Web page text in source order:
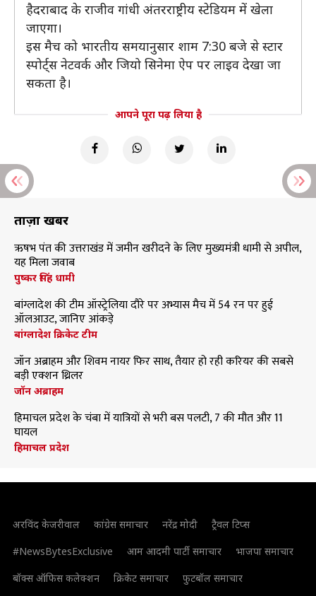
हैदराबाद के राजीव गांधी अंतरराष्ट्रीय स्टेडियम में खेला
जाएगा।
इस मैच को भारतीय समयानुसार शाम 7:30 बजे से स्टार
स्पोर्ट्स नेटवर्क और जियो सिनेमा ऐप पर लाइव देखा जा
सकता है।
आपने पूरा पढ़ लिया है
ताज़ा खबरें
ऋषभ पंत की उत्तराखंड में जमीन खरीदने के लिए मुख्यमंत्री धामी से अपील,
यह मिला जवाब
पुष्कर सिंह धामी
बांग्लादेश की टीम ऑस्ट्रेलिया दौरे पर अभ्यास मैच में 54 रन पर हुई
ऑलआउट, जानिए आंकड़े
बांग्लादेश क्रिकेट टीम
जॉन अब्राहम और शिवम नायर फिर साथ, तैयार हो रही करियर की सबसे
बड़ी एक्शन थ्रिलर
जॉन अब्राहम
हिमाचल प्रदेश के चंबा में यात्रियों से भरी बस पलटी, 7 की मौत और 11
घायल
हिमाचल प्रदेश
अरविंद केजरीवाल कांग्रेस समाचार नरेंद्र मोदी
ट्रैवल टिप्स
#NewsBytesExclusive
आम आदमी पार्टी समाचार
भाजपा समाचार
बॉक्स ऑफिस कलेक्शन
क्रिकेट समाचार फुटबॉल समाचार